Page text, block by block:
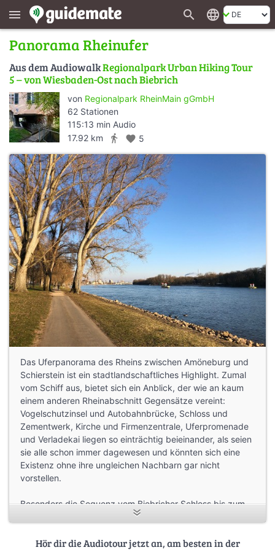
menu search language
Panorama Rheinufer
Aus dem AudiowalkRegionalpark Urban Hiking Tour
5 – von Wiesbaden-Ost nach Biebrich
von Regionalpark RheinMain gGmbH
62 Stationen
115:13 min Audio
17.92 km
directions_walk favorite 5
Das Uferpanorama des Rheins zwischen Amöneburg und
Schierstein ist ein stadtlandschaftliches Highlight. Zumal
vom Schiff aus, bietet sich ein Anblick, der wie an kaum
einem anderen Rheinabschnitt Gegensätze vereint:
Vogelschutzinsel und Autobahnbrücke, Schloss und
Zementwerk, Kirche und Firmenzentrale, Uferpromenade
und Verladekai liegen so einträchtig beieinander, als seien
sie alle schon immer dagewesen und könnten sich eine
Existenz ohne ihre ungleichen Nachbarn gar nicht
vorstellen.
Besonders die Sequenz vom Biebricher Schloss bis zum
Dyckerhoffhochhaus ist wirklich episches Zivilsationskino:
zunächst die lange, horizontale Strecke des barocken
Hör dir die Audiotour jetzt an, am besten in der